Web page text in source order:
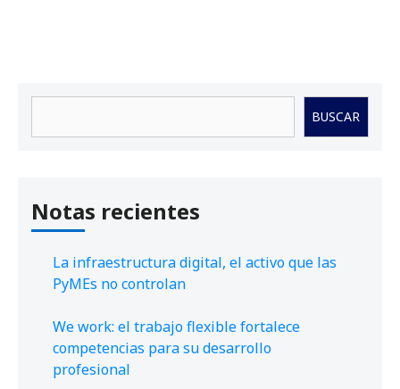
BUSCAR
Notas recientes
La infraestructura digital, el activo que las
PyMEs no controlan
We work: el trabajo flexible fortalece
competencias para su desarrollo
profesional